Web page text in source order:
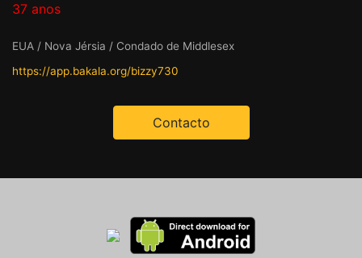
37 anos
EUA / Nova Jérsia / Condado de Middlesex
https://app.bakala.org/bizzy730
Contacto